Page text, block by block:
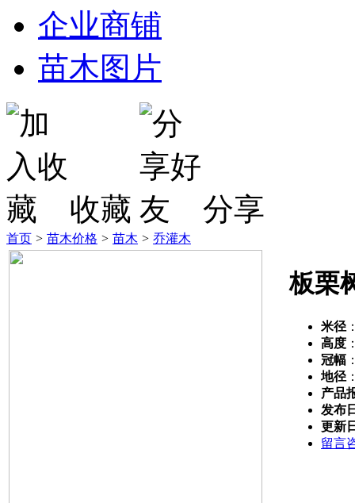
企业商铺
苗木图片
收藏 分享
首页 > 苗木价格 > 苗木 > 乔灌木
板栗
米径
高度
冠幅
地径
产品
发布
更新
留言